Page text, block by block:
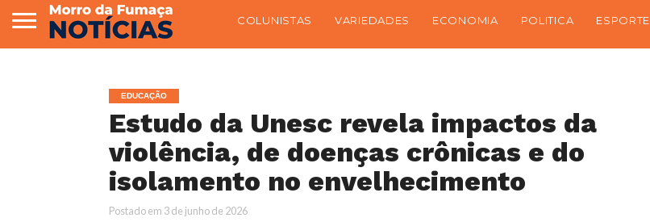
COLUNISTAS VARIEDADES ECONOMIA POLITICA ESPORTE
EDUCAÇÃO
Estudo da Unesc revela impactos da
violência, de doenças crônicas e do
isolamento no envelhecimento
Postado em 3 de junho de 2026